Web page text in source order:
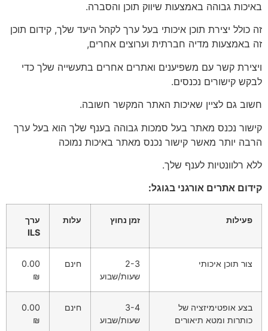
באיכות גבוהה באמצעות שיווק תוכן והסברה.
זה כולל יצירת תוכן איכותי בעל ערך לקהל היעד שלך, קידום תוכן
זה באמצעות מדיה חברתית וערוצים אחרים,
ויצירת קשר עם משפיענים ואתרים אחרים בתעשייה שלך כדי
לבקש קישורים נכנסים.
חשוב גם לציין שאיכות האתר המקשר חשובה.
קישור נכנס מאתר בעל סמכות גבוהה בענף שלך הוא בעל ערך
הרבה יותר מאשר קישור נכנס מאתר באיכות נמוכה
ללא רלוונטיות לענף שלך.
קידום אתרים אורגני בגוגל:
פעילות זמן נחוץ עלות
ערך
ILS
צור תוכן איכותי
2-3
שעות/שבוע
חינם
0.00
₪
בצע אופטימיזציה של
כותרות ומטא תיאורים
3-4
שעות/שבוע
חינם
0.00
₪